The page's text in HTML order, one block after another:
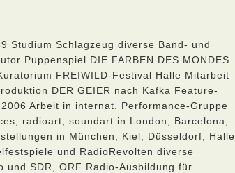
Studium Schlagzeug diverse Band- und
Puppenspiel DIE FARBEN DES MONDES
FREIWILD-Festival Halle Mitarbeit
DER GEIER nach Kafka Feature-
Arbeit in internat. Performance-Gruppe
radioart, soundart in London, Barcelona,
in München, Kiel, Düsseldorf, Halle
und RadioRevolten diverse
SDR, ORF Radio-Ausbildung für